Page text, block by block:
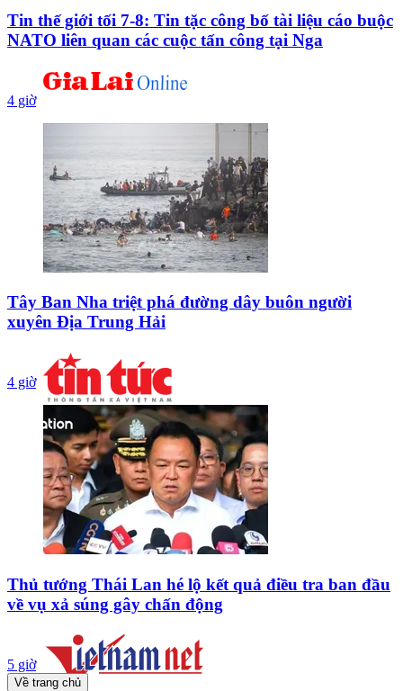
Tin thế giới tối 7-8: Tin tặc công bố tài liệu cáo buộc
NATO liên quan các cuộc tấn công tại Nga
4 giờ
Tây Ban Nha triệt phá đường dây buôn người
xuyên Địa Trung Hải
4 giờ
Thủ tướng Thái Lan hé lộ kết quả điều tra ban đầu
về vụ xả súng gây chấn động
5 giờ
Về trang chủ